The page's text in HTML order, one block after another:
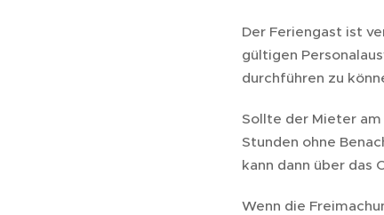
Der Feriengast ist
gültigen
durchführen zu
Sollte der Mieter
Stunden ohne
kann dann über das
Wenn die